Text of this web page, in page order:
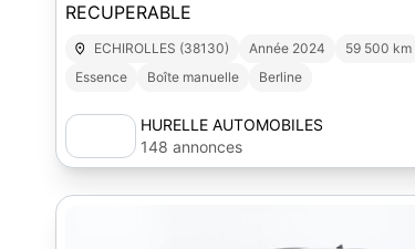
RECUPERABLE
ECHIROLLES (38130) Année 2024
59 500 km
Essence
Boîte manuelle Berline
HURELLE AUTOMOBILES
148 annonces